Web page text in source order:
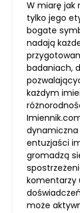
W miarę jak
tylko jego
bogate
nadają
badaniach,
każdym
dynamiczna
entuzjaści
gromadzą
komentarzy
może